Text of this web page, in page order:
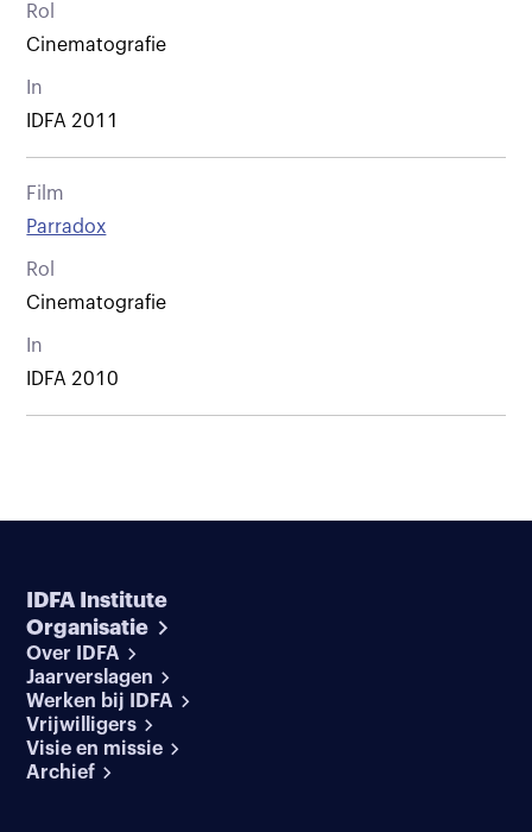
Rol
Cinematografie
In
IDFA 2011
Film
Parradox
Rol
Cinematografie
In
IDFA 2010
IDFA Institute
Organisatie
Over IDFA
Jaarverslagen
Werken bij IDFA
Vrijwilligers
Visie en missie
Archief